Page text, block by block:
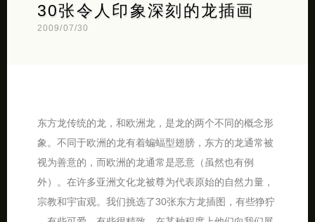
30张令人印象深刻的龙插画
2009/07/30
东方龙传统的龙，和欧洲龙，是龙的两个不同的概念形
象。不同于欧洲的龙有着蝙蝠型翅膀，东方的龙通常被
视为善意的，而欧洲的龙通常是恶意（虽然也有例
外）。在许多亚洲文化龙被尊为代表原始的自然力量，
宗教和宇宙观。我们挑选了30张东方龙插图，有些狰狞